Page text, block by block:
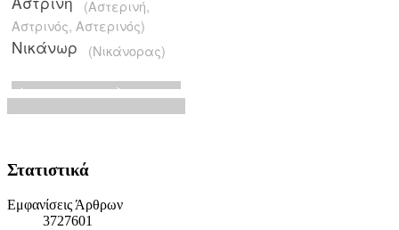
Στατιστικά
Εμφανίσεις Άρθρων
3727601